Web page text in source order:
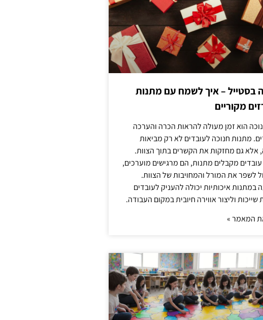
בסטייל – איך לשמח עם מתנות
מקוריים
הוא זמן מעולה להראות הכרה והערכה
מתנות חנוכה לעובדים לא רק מביאות
גם מחזקות את הקשרים בתוך הצוות.
מקבלים מתנות, הם מרגישים מוערכים,
לשפר את המורל והמחויבות של הצוות.
במתנות איכותיות יכולה להעניק לעובדים
וליצור אווירה חיובית במקום העבודה.
המאמר »